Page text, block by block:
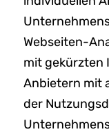
Webseiten-
mit gekürzten
Anbietern mit
der